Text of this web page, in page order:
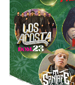
de Carlos Slim,
(CICSA), fue la
presa, bajo un
documenta el
su portafolio de
la revista
Carso, que